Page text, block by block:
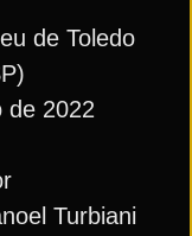
de Toledo
de 2022
Turbiani